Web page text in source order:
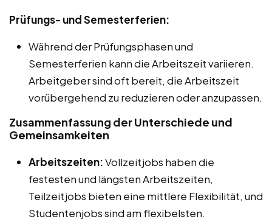
Prüfungs- und Semesterferien:
Während der Prüfungsphasen und
Semesterferien kann die Arbeitszeit variieren.
Arbeitgeber sind oft bereit, die Arbeitszeit
vorübergehend zu reduzieren oder anzupassen.
Zusammenfassung der Unterschiede und
Gemeinsamkeiten
Arbeitszeiten:Vollzeitjobs haben die
festesten und längsten Arbeitszeiten,
Teilzeitjobs bieten eine mittlere Flexibilität, und
Studentenjobs sind am flexibelsten.